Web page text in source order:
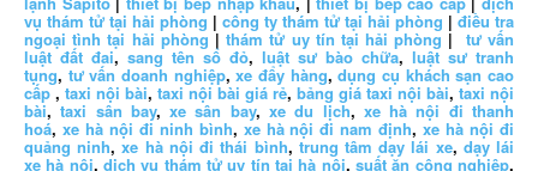
vụ thám tử tại hải phòng | công ty thám tử tại hải phòng |điều tra
ngoại tình tại hải phòng |thám tử uy tín tại hải phòng | tư vấn
luật đất đai, sang tên sổ đỏ, luật sư bào chữa, luật sư tranh
tụng, tư vấn doanh nghiệp,xe đẩy hàng,dụng cụ khách sạn cao
cấp, taxi nội bài, taxi nội bài giá rẻ, bảng giá taxi nội bài, taxi nội
bài,taxi sân bay,xe sân bay,xe du lịch, xe hà nội đi thanh
hoá, xe hà nội đi ninh bình, xe hà nội đi nam định,xe hà nội đi
quảng ninh,xe hà nội đi thái bình, trung tâm dạy lái xe, dạy lái
xe hà nội,dịch vụ thám tử uy tín tại hà nội,suất ăn công nghiệp,